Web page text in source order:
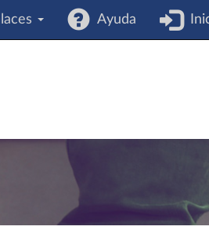
Ayuda